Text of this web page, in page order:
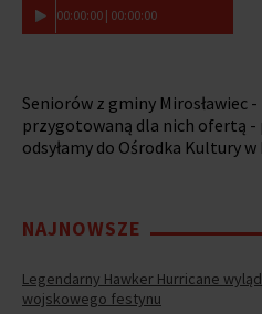
00:00:00 | 00:00:00
Seniorów z gminy Mirosławiec
przygotowaną dla nich ofertą
odsyłamy do Ośrodka Kultury w
NAJNOWSZE
Legendarny Hawker Hurricane
wojskowego festynu